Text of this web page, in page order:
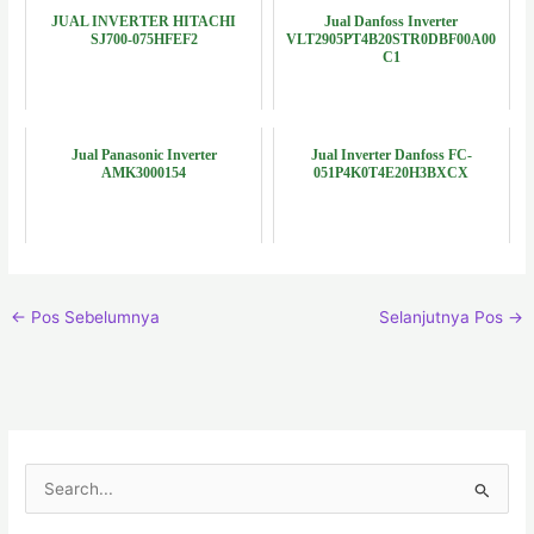
JUAL INVERTER HITACHI
SJ700-075HFEF2
Jual Danfoss Inverter
VLT2905PT4B20STR0DBF00A00
C1
Jual Panasonic Inverter
AMK3000154
Jual Inverter Danfoss FC-
051P4K0T4E20H3BXCX
← Pos Sebelumnya Selanjutnya Pos →